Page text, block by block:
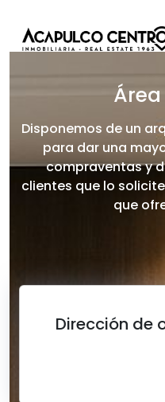
Disponemos de un
para dar una
compraventas y
clientes que lo
que
Dirección de